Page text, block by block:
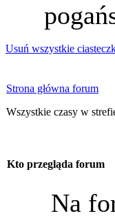
Usuń wszystkie
Strona główna forum
Wszystkie czasy w
Kto przegląda forum
Na